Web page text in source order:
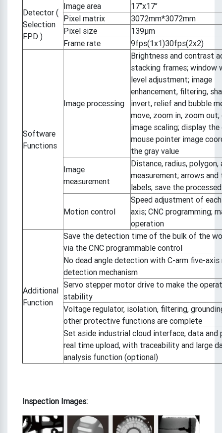
Detector (
Selection
FPD )
Image area
17’’x17’’
Pixel matrix
3072mm*3072mm
Pixel size
139μm
Frame rate
9fps(1x1)30fps(2x2)
Software
Functions
Image processing
Brightness and contrast
stacking frames; window
level adjustment; image
enhancement, filtering,
invert, relief and bubble
move, zoom in, zoom
image scaling; display the
mouse pointer image
the gray value
Image
measurement
Distance, radius, polygon,
measurement; arrows
labels; save the
Motion control
Speed adjustment of
axis; CNC programming;
operation
Additional
Function
Save the detection time of the bulk of the
via the CNC programmable control
No dead angle detection with C-arm five-
detection mechanism
Servo stepper motor drive to make the
stability
Voltage regulator, isolation, filtering,
other protective functions are complete
Set aside industrial cloud interface, data and
real time upload, with traceability and large
analysis function (optional)
Inspection Images: